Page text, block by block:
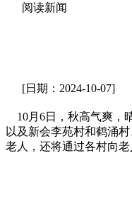
阅读新闻
[日期：2024-10-07]
10月6日，秋高气爽，
以及 新会李苑村和鹤涌
老人，还将通过各村向